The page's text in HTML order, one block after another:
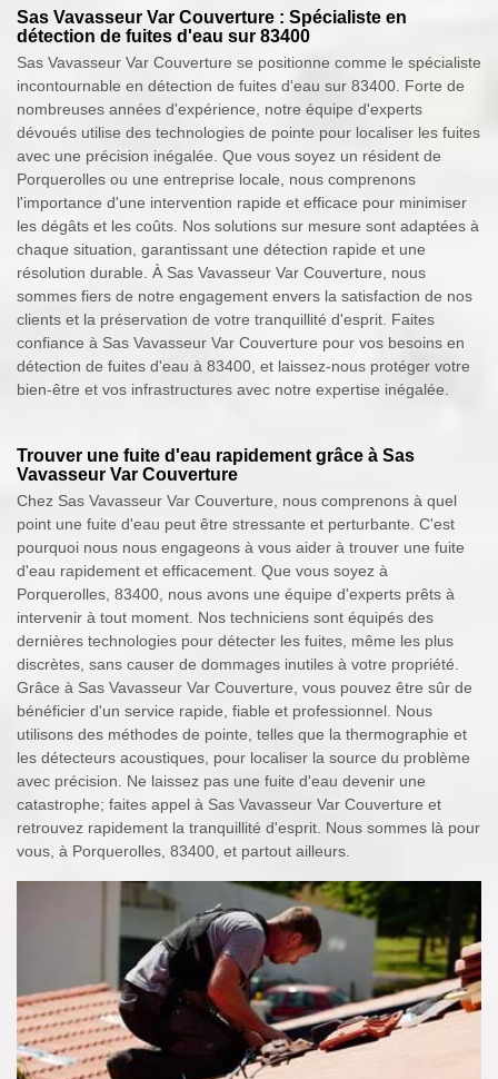
Sas Vavasseur Var Couverture : Spécialiste en
détection de fuites d'eau sur 83400
Sas Vavasseur Var Couverture se positionne comme le spécialiste
incontournable en détection de fuites d'eau sur 83400. Forte de
nombreuses années d'expérience, notre équipe d'experts
dévoués utilise des technologies de pointe pour localiser les fuites
avec une précision inégalée. Que vous soyez un résident de
Porquerolles ou une entreprise locale, nous comprenons
l'importance d'une intervention rapide et efficace pour minimiser
les dégâts et les coûts. Nos solutions sur mesure sont adaptées à
chaque situation, garantissant une détection rapide et une
résolution durable. À Sas Vavasseur Var Couverture, nous
sommes fiers de notre engagement envers la satisfaction de nos
clients et la préservation de votre tranquillité d'esprit. Faites
confiance à Sas Vavasseur Var Couverture pour vos besoins en
détection de fuites d'eau à 83400, et laissez-nous protéger votre
bien-être et vos infrastructures avec notre expertise inégalée.
Trouver une fuite d'eau rapidement grâce à Sas
Vavasseur Var Couverture
Chez Sas Vavasseur Var Couverture, nous comprenons à quel
point une fuite d'eau peut être stressante et perturbante. C'est
pourquoi nous nous engageons à vous aider à trouver une fuite
d'eau rapidement et efficacement. Que vous soyez à
Porquerolles, 83400, nous avons une équipe d'experts prêts à
intervenir à tout moment. Nos techniciens sont équipés des
dernières technologies pour détecter les fuites, même les plus
discrètes, sans causer de dommages inutiles à votre propriété.
Grâce à Sas Vavasseur Var Couverture, vous pouvez être sûr de
bénéficier d'un service rapide, fiable et professionnel. Nous
utilisons des méthodes de pointe, telles que la thermographie et
les détecteurs acoustiques, pour localiser la source du problème
avec précision. Ne laissez pas une fuite d'eau devenir une
catastrophe; faites appel à Sas Vavasseur Var Couverture et
retrouvez rapidement la tranquillité d'esprit. Nous sommes là pour
vous, à Porquerolles, 83400, et partout ailleurs.